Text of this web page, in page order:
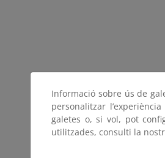
Informació sobre ús de
personalitzar
galetes o, si vol, pot
utilitzades, consulti la